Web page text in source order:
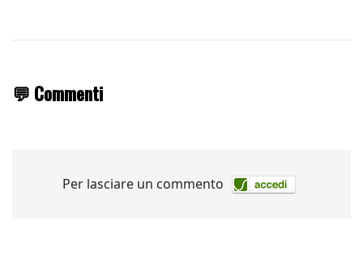
💬 Commenti